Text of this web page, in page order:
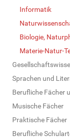
Informatik
Biologie,
Materie-Natur-
Sprachen und
Berufliche Fächer
Musische Fächer
Praktische Fächer
Berufliche